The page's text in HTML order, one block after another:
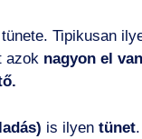
Tipikusan
azok nagyon el
is ilyen tünet.